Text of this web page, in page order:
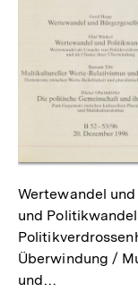
Wertewandel
und
Überwindung /
und…